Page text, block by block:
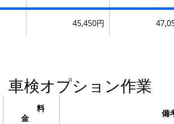
45,450円
車検オプション作業
料
金
備